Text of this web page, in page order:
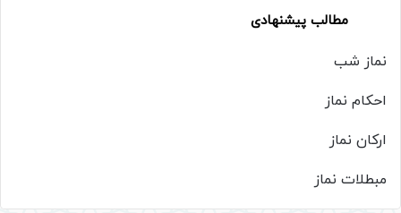
مطالب پیشنهادی
نماز شب
احکام نماز
ارکان نماز
مبطلات نماز